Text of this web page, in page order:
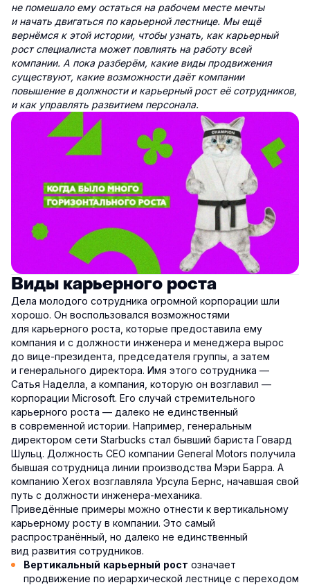
не помешало ему остаться на рабочем месте мечты
и начать двигаться по карьерной лестнице. Мы ещё
вернёмся к этой истории, чтобы узнать, как карьерный
рост специалиста может повлиять на работу всей
компании. А пока разберём, какие виды продвижения
существуют, какие возможности даёт компании
повышение в должности и карьерный рост её сотрудников,
и как управлять развитием персонала.
Виды карьерного роста
Дела молодого сотрудника огромной корпорации шли
хорошо. Он воспользовался возможностями
для карьерного роста, которые предоставила ему
компания и с должности инженера и менеджера вырос
до вице-президента, председателя группы, а затем
и генерального директора. Имя этого сотрудника —
Сатья Наделла, а компания, которую он возглавил —
корпорации Microsoft. Его случай стремительного
карьерного роста — далеко не единственный
в современной истории. Например, генеральным
директором сети Starbucks стал бывший бариста Говард
Шульц. Должность CEO компании General Motors получила
бывшая сотрудница линии производства Мэри Барра. А
компанию Xerox возглавляла Урсула Бернс, начавшая свой
путь с должности инженера-механика.
Приведённые примеры можно отнести к вертикальному
карьерному росту в компании. Это самый
распространённый, но далеко не единственный
вид развития сотрудников.
Вертикальный карьерный рост означает
продвижение по иерархической лестнице с переходом